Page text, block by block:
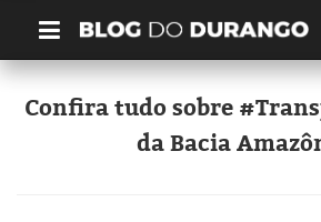
Quem é Durango
Links úteis
Confira tudo sobre
da Bacia